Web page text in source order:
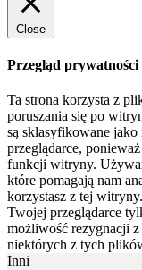
Close
Przegląd prywatności
Ta strona korzysta z
poruszania się po
są sklasyfikowane
przeglądarce,
funkcji witryny.
które pomagają nam
korzystasz z tej witryny.
Twojej przeglądarce
możliwość rezygnacji
niektórych z tych
Inni